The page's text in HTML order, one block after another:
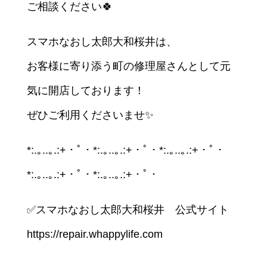
ご相談ください🍀
スマホなおし太郎大和桜井は、
お客様に寄り添う町の修理屋さんとして元
気に開店しております！
ぜひご利用くださいませ✨
*:.｡..｡.:+・ﾟ・*:.｡..｡.:+・ﾟ・*:.｡..｡.:+・ﾟ・
*:.｡..｡.:+・ﾟ・*:.｡..｡.:+・ﾟ・
✅スマホなおし太郎大和桜井 公式サイト
https://repair.whappylife.com